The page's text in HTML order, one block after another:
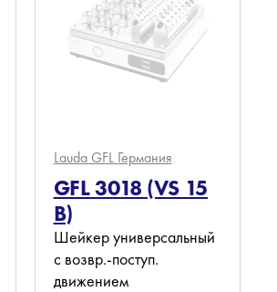
Lauda GFL Германия
GFL 3018 (VS 15
B)
Шейкер универсальный
с возвр.-поступ.
движением